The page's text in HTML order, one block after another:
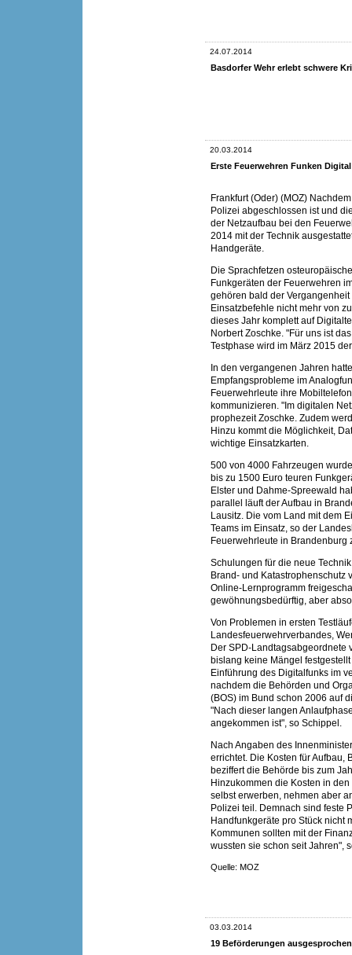
24.07.2014
Basdorfer Wehr erlebt schwere
20.03.2014
Erste Feuerwehren Funken Digital
Frankfurt (Oder) (MOZ)
Polizei abgeschlossen ist und
der Netzaufbau bei den
2014 mit der Technik
Handgeräte.
Die Sprachfetzen
Funkgeräten der Feuerwehren
gehören bald der
Einsatzbefehle nicht mehr von
dieses Jahr komplett auf
Norbert Zoschke. "Für uns ist
Testphase wird im März 2015
In den vergangenen Jahren
Empfangsprobleme im
Feuerwehrleute ihre
kommunizieren. "Im digitalen
prophezeit Zoschke. Zudem
Hinzu kommt die Möglichkeit,
wichtige Einsatzkarten.
500 von 4000 Fahrzeugen
bis zu 1500 Euro teuren
Elster und Dahme-Spreewald
parallel läuft der Aufbau in
Lausitz. Die vom Land mit dem
Teams im Einsatz, so der
Feuerwehrleute in Brandenburg
Schulungen für die neue
Brand- und Katastrophenschutz
Online-Lernprogramm
gewöhnungsbedürftig, aber
Von Problemen in ersten
Landesfeuerwehrverbandes,
Der SPD-Landtagsabgeordnete
bislang keine Mängel
Einführung des Digitalfunks im
nachdem die Behörden und
(BOS) im Bund schon 2006 auf
"Nach dieser langen
angekommen ist", so Schippel.
Nach Angaben des
errichtet. Die Kosten für Aufbau,
beziffert die Behörde bis zum
Hinzukommen die Kosten in
selbst erwerben, nehmen aber
Polizei teil. Demnach sind feste
Handfunkgeräte pro Stück nicht
Kommunen sollten mit der
wussten sie schon seit Jahren",
Quelle: MOZ
03.03.2014
19 Beförderungen ausgesprochen